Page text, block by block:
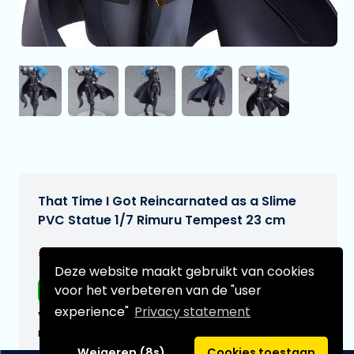
Deze website maakt gebruikt van cookies
voor het verbeteren van de "user
experience" Privacy statement
That Time I Got Reincarnated as a Slime
PVC Statue 1/7 Rimuru Tempest 23 cm
€202,95
Gratis verzending
Verwachtte leverdatum:
n.v.t.